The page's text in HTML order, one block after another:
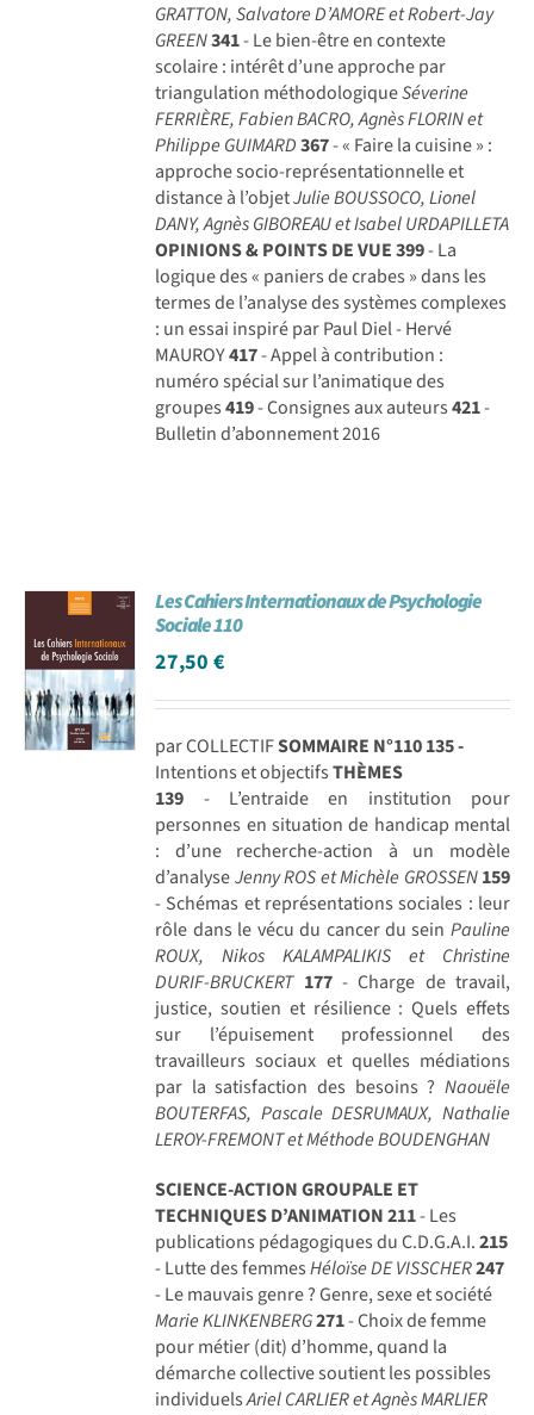
GRATTON, Salvatore D’AMORE et Robert-Jay
GREEN341- Le bien-être en contexte
scolaire : intérêt d’une approche par
triangulation méthodologiqueSéverine
FERRIÈRE, Fabien BACRO, Agnès FLORIN et
Philippe GUIMARD367- « Faire la cuisine » :
approche socio-représentationnelle et
distance à l’objetJulie BOUSSOCO, Lionel
DANY, Agnès GIBOREAU et Isabel URDAPILLETA
OPINIONS & POINTS DE VUE399- La
logique des « paniers de crabes » dans les
termes de l’analyse des systèmes complexes
: un essai inspiré par Paul Diel - Hervé
MAUROY417- Appel à contribution :
numéro spécial sur l’animatique des
groupes419- Consignes aux auteurs421-
Bulletin d’abonnement 2016
Les Cahiers Internationaux de Psychologie
Sociale 110
27,50€
par COLLECTIFSOMMAIRE N°110135 -
Intentions et objectifsTHÈMES
139 - L’entraide en institution pour
personnes en situation de handicap mental
: d’une recherche-action à un modèle
d’analyseJenny ROS et Michèle GROSSEN159
- Schémas et représentations sociales : leur
rôle dans le vécu du cancer du sein Pauline
ROUX, Nikos KALAMPALIKIS et Christine
DURIF-BRUCKERT 177- Charge de travail,
justice, soutien et résilience : Quels effets
sur l’épuisement professionnel des
travailleurs sociaux et quelles médiations
par la satisfaction des besoins ? Naouële
BOUTERFAS, Pascale DESRUMAUX, Nathalie
LEROY-FREMONT et Méthode BOUDENGHAN
SCIENCE-ACTION GROUPALE ET
TECHNIQUES D’ANIMATION211- Les
publications pédagogiques du C.D.G.A.I.215
- Lutte des femmesHéloïse DE VISSCHER247
- Le mauvais genre ? Genre, sexe et société
Marie KLINKENBERG271- Choix de femme
pour métier (dit) d’homme, quand la
démarche collective soutient les possibles
individuelsAriel CARLIER et Agnès MARLIER